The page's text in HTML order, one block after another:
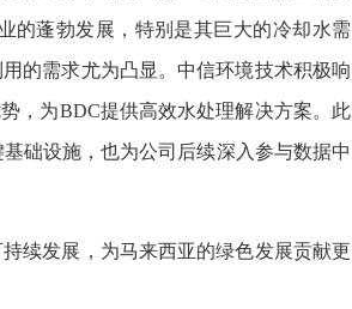
的蓬勃发展，特别是其巨大的冷却水需
的需求尤为凸显。中信环境技术积极响
，为BDC提供高效水处理解决方案。此
础设施，也为公司后续深入参与数据中
续发展，为马来西亚的绿色发展贡献更